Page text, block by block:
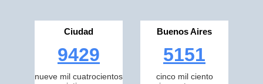
Ciudad
9429
nueve mil cuatrocientos
Buenos Aires
5151
cinco mil ciento